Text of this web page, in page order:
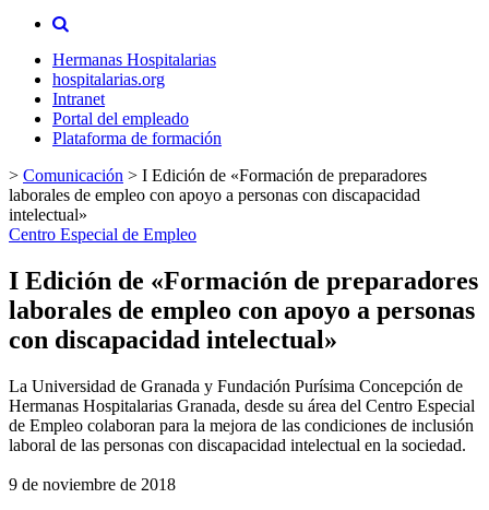
Hermanas Hospitalarias
hospitalarias.org
Intranet
Portal del empleado
Plataforma de formación
> Comunicación > I Edición de «Formación de preparadores
laborales de empleo con apoyo a personas con discapacidad
intelectual»
Centro Especial de Empleo
I Edición de «Formación de preparadores
laborales de empleo con apoyo a personas
con discapacidad intelectual»
La Universidad de Granada y Fundación Purísima Concepción de
Hermanas Hospitalarias Granada, desde su área del Centro Especial
de Empleo colaboran para la mejora de las condiciones de inclusión
laboral de las personas con discapacidad intelectual en la sociedad.
9 de noviembre de 2018